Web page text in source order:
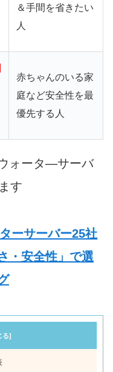
＆手間を省きたい
人
赤ちゃんのいる家
庭など安全性を最
優先する人
ォータ―サーバ
す
ーサーバー25社
・安全性」で選